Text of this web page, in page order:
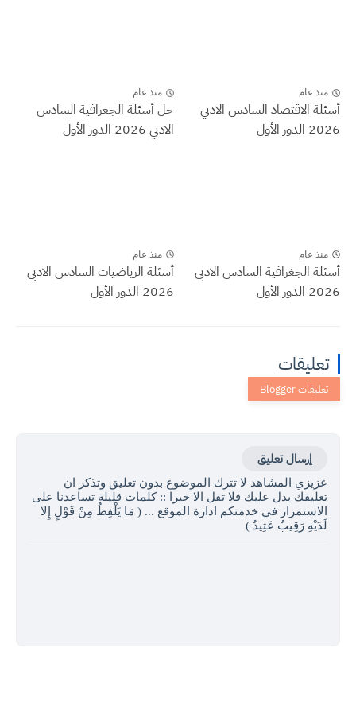
منذ عام
أسئلة الاقتصاد السادس الادبي
2026 الدور الأول
منذ عام
حل أسئلة الجغرافية السادس
الادبي 2026 الدور الأول
منذ عام
أسئلة الجغرافية السادس الادبي
2026 الدور الأول
منذ عام
أسئلة الرياضيات السادس الادبي
2026 الدور الأول
تعليقات
إرسال تعليق
عزيزي المشاهد لا تترك الموضوع بدون تعليق وتذكر ان
تعليقك يدل عليك فلا تقل الا خيرا :: كلمات قليلة تساعدنا على
الاستمرار في خدمتكم ادارة الموقع ... ( مَا يَلْفِظُ مِنْ قَوْلٍ إِلا
لَدَيْهِ رَقِيبٌ عَتِيدٌ )